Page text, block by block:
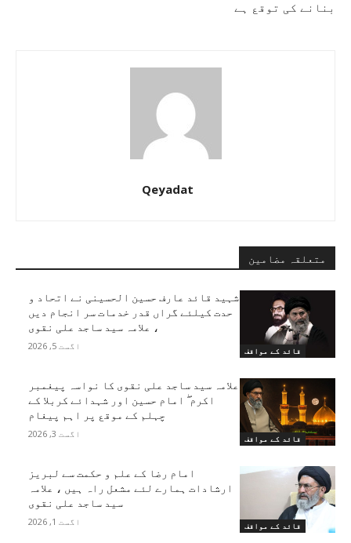
بنانے کی توقع ہے
Qeyadat
متعلقہ مضامین
قائد کے مواقف
شہید قائد عارف حسین الحسینی نے اتحاد و
حدت کیلئے گراں قدر خدمات سر انجام دیں
، علامہ سید ساجد علی نقوی
اگست 5, 2026
قائد کے مواقف
علامہ سید ساجد علی نقوی کا نواسہ پیغمبر
اکرم ۖ امام حسین اور شہدائے کربلا کے
چہلم کے موقع پر اہم پیغام
اگست 3, 2026
قائد کے مواقف
امام رضا کے علم و حکمت سے لبریز
ارشادات ہمارے لئے مشعل راہ ہیں ، علامہ
سید ساجد علی نقوی
اگست 1, 2026